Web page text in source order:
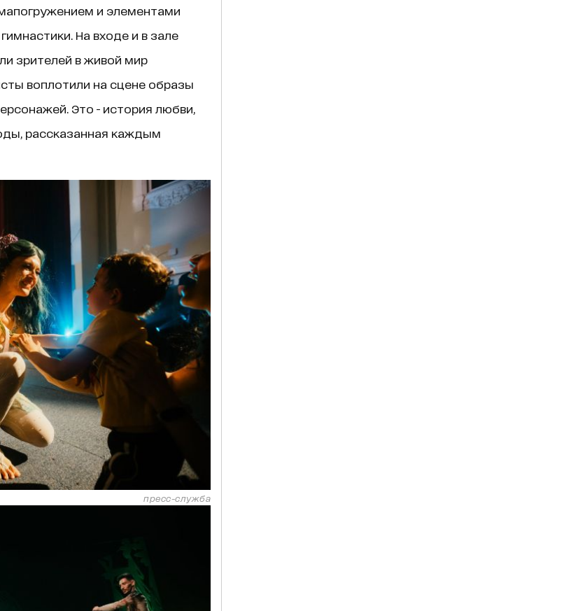
и элементами
На входе и в зале
зрителей в живой мир
воплотили на сцене образы
Это - история любви,
рассказанная каждым
пресс-служба